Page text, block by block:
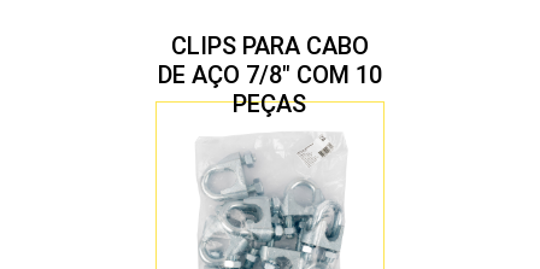
CLIPS PARA CABO
DE AÇO 7/8″ COM 10
PEÇAS